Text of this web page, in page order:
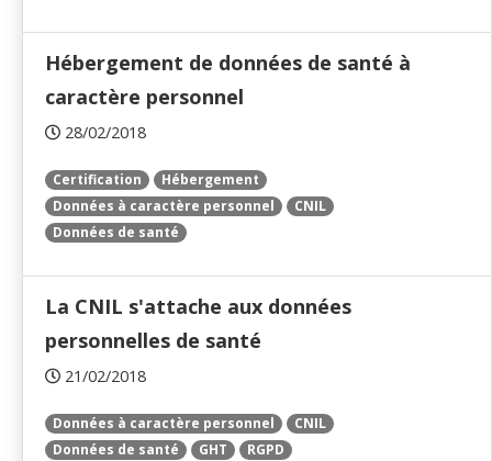
Hébergement de données de santé à
caractère personnel
28/02/2018
Certification
Hébergement
Données à caractère personnel
CNIL
Données de santé
La CNIL s'attache aux données
personnelles de santé
21/02/2018
Données à caractère personnel
CNIL
Données de santé
GHT
RGPD